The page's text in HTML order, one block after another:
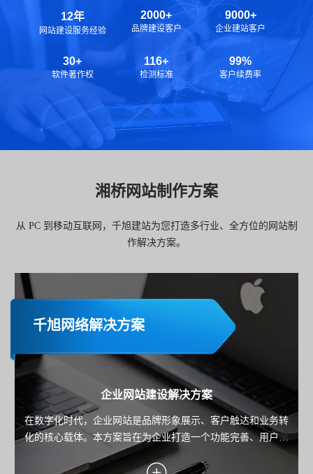
12年
网站建设服务经验
2000+
品牌建设客户
9000+
企业建站客户
30+
软件著作权
116+
检测标准
99%
客户续费率
湘桥网站制作方案
从 PC 到移动互联网，千旭建站为您打造多行业、全方位的网站制
作解决方案。
千旭网络解决方案
企业网站建设解决方案
在数字化时代，企业网站是品牌形象展示、客户触达和业务转
化的核心载体。本方案旨在为企业打造一个功能完善、用户体
验优秀且具备市场竞争力的网站，助力企业实现品牌传播、用
户服务与业务增长的目标。